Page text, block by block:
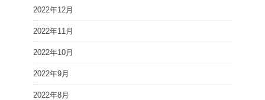
2022年12月
2022年11月
2022年10月
2022年9月
2022年8月